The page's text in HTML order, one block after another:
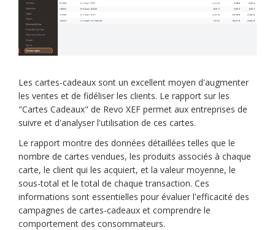
Les cartes-cadeaux sont un excellent moyen d'augmenter
les ventes et de fidéliser les clients. Le rapport sur les
"Cartes Cadeaux" de Revo XEF permet aux entreprises de
suivre et d'analyser l'utilisation de ces cartes.
Le rapport montre des données détaillées telles que le
nombre de cartes vendues, les produits associés à chaque
carte, le client qui les acquiert, et la valeur moyenne, le
sous-total et le total de chaque transaction. Ces
informations sont essentielles pour évaluer l'efficacité des
campagnes de cartes-cadeaux et comprendre le
comportement des consommateurs.